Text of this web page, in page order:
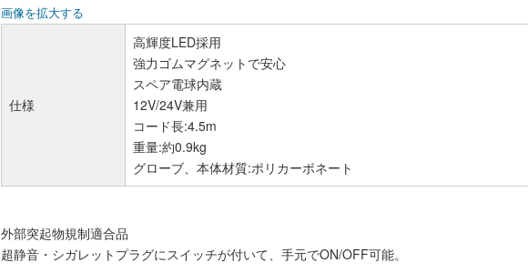
画像を拡大する
仕様
高輝度LED採用
強力ゴムマグネットで安心
スペア電球内蔵
12V/24V兼用
コード長:4.5m
重量:約0.9kg
グローブ、本体材質:ポリカーボネート
外部突起物規制適合品
超静音・シガレットプラグにスイッチが付いて、手元でON/OFF可能。